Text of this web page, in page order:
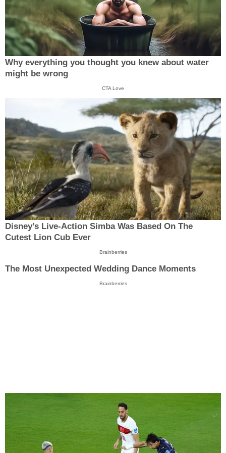
Why everything you thought you knew about water
might be wrong
CTA Love
Disney’s Live-Action Simba Was Based On The
Cutest Lion Cub Ever
Brainberries
The Most Unexpected Wedding Dance Moments
Brainberries